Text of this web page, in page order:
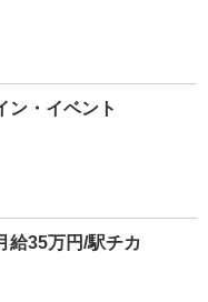
ン・イベント
給35万円/駅チカ